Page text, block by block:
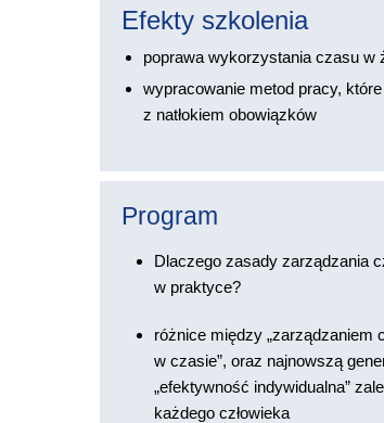
Efekty szkolenia
poprawa wykorzystania czasu w
wypracowanie metod pracy,
z natłokiem obowiązków
Program
Dlaczego zasady zarządzania
w praktyce?
różnice między „zarządzaniem
w czasie”, oraz najnowszą
„efektywność indywidualna”
każdego człowieka